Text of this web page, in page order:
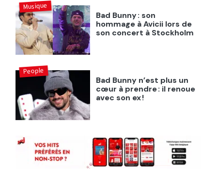
Bad Bunny : son
hommage à Avicii lors de
son concert à Stockholm
Musique
Bad Bunny n’est plus un
cœur à prendre : il renoue
avec son ex !
People